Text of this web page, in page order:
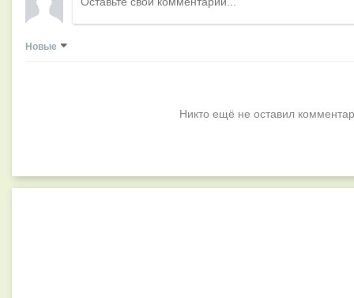
Новые
Никто ещё не оставил